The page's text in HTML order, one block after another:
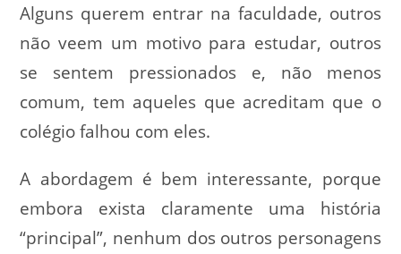
Alguns querem entrar na faculdade, outros
não veem um motivo para estudar, outros
se sentem pressionados e, não menos
comum, tem aqueles que acreditam que o
colégio falhou com eles.
A abordagem é bem interessante, porque
embora exista claramente uma história
“principal”, nenhum dos outros personagens